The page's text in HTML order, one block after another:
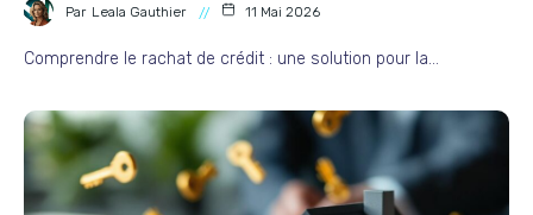
Par Leala Gauthier 11 Mai 2026
Comprendre le rachat de crédit : une solution pour la…